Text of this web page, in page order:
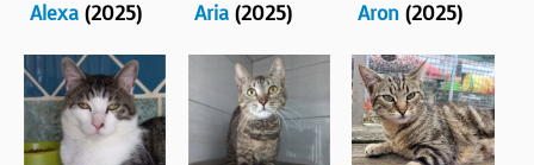
Alexa (2025) Aria (2025) Aron (2025)